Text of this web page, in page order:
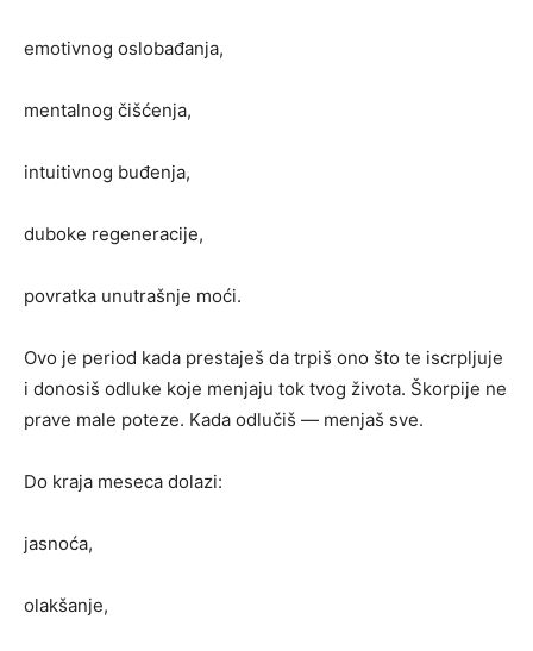
emotivnog oslobađanja,
mentalnog čišćenja,
intuitivnog buđenja,
duboke regeneracije,
povratka unutrašnje moći.
Ovo je period kada prestaješ da trpiš ono što te iscrpljuje
i donosiš odluke koje menjaju tok tvog života. Škorpije ne
prave male poteze. Kada odlučiš — menjaš sve.
Do kraja meseca dolazi:
jasnoća,
olakšanje,